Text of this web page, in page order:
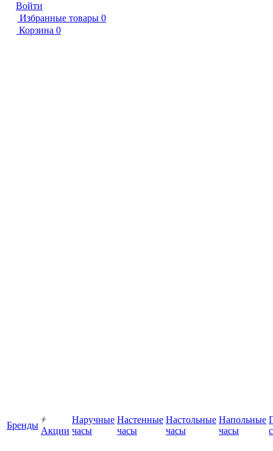
Войти
Избранные товары 0
Корзина 0
Бренды
Акции
Наручные
часы
Настенные
часы
Настольные
часы
Напольные
часы